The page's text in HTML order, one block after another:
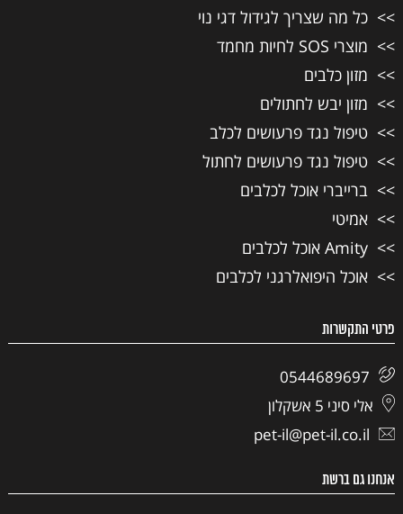
כל מה שצריך לגידול דגי נוי
מוצרי SOS לחיות מחמד
מזון כלבים
מזון יבש לחתולים
טיפול נגד פרעושים לכלב
טיפול נגד פרעושים לחתול
ברייברי אוכל לכלבים
אמיטי
Amity אוכל לכלבים
אוכל היפואלרגני לכלבים
פרטי התקשרות
0544689697
אלי סיני 5 אשקלון
pet-il@pet-il.co.il
אנחנו גם ברשת